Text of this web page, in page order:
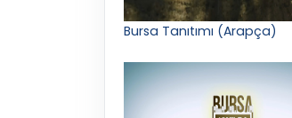
Bursa Tanıtımı (Arapça)